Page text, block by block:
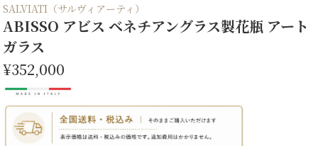
SALVIATI（サルヴィアーティ）
ABISSO アビス ベネチアングラス製花瓶 アート
ガラス
¥352,000